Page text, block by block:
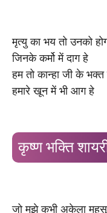
मृत्यु का भय तो उनको
जिनके कर्मो में दाग हे
हम तो कान्हा जी के भक्त
हमारे खून में भी आग हे
कृष्ण भक्ति
जो मुझे कभी अकेला